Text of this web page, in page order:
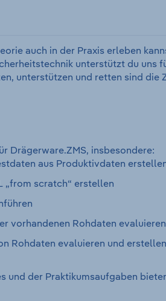
auch in der Praxis erleben
unterstützt du
unterstützen und retten sind
Drägerware.ZMS, insbesondere:
aus Produktivdaten
„from scratch“ erstellen
vorhandenen Rohdaten
Rohdaten evaluieren und erstellen
und der Praktikumsaufgaben